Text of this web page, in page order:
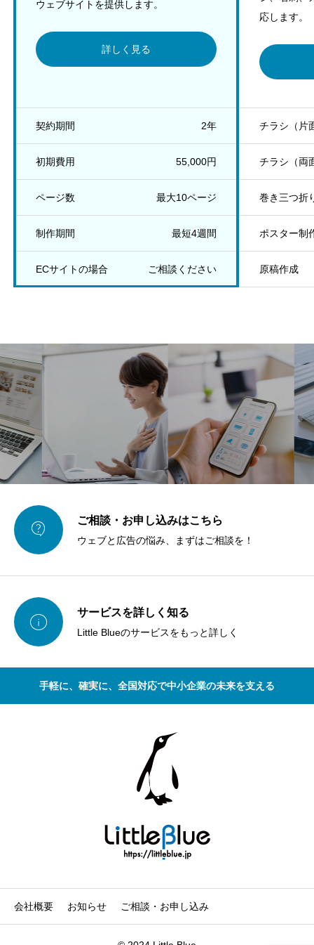
ウェブサイトを提供します。
詳しく見る
契約期間 2年
初期費用 55,000円
ページ数 最大10ページ
制作期間 最短4週間
ECサイトの場合 ご相談ください
応します。
チラシ（片
チラシ（両
巻き三つ折
ポスター制
原稿作成
 ご相談・お申し込みはこちら
ウェブと広告の悩み、まずはご相談を！
 サービスを詳しく知る
Little Blueのサービスをもっと詳しく
手軽に、確実に、全国対応で中小企業の未来を支える
会社概要 お知らせ ご相談・お申し込み